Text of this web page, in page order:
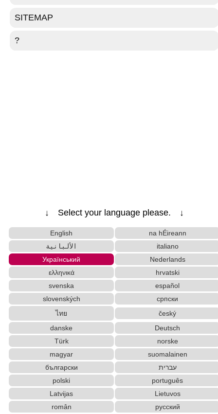
SITEMAP
?
↓ Select your language please. ↓
English
na hÉireann
الألبانية
italiano
Український
Nederlands
ελληνικά
hrvatski
svenska
español
slovenských
српски
ไทย
český
danske
Deutsch
Türk
norske
magyar
suomalainen
български
עברית
polski
português
Latvijas
Lietuvos
român
русский